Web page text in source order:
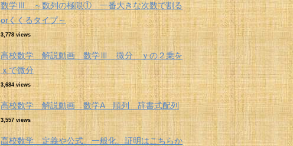
数学Ⅲ ～数列の極限① 一番大きな次数で割る
orくくるタイプ～
3,778 views
高校数学 解説動画 数学Ⅲ 微分 ｙの２乗を
ｘで微分
3,684 views
高校数学 解説動画 数学A 順列 辞書式配列
3,557 views
高校数学 定義や公式、一般化、証明はこちらか